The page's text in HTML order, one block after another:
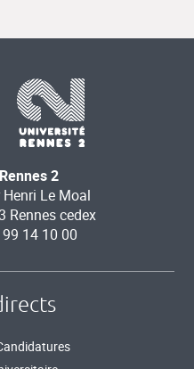
2
Le Moal
Rennes cedex
14 10 00